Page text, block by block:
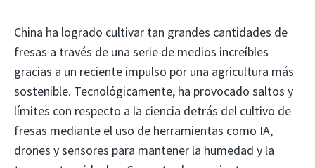
China ha logrado cultivar tan grandes cantidades de
fresas a través de una serie de medios increíbles
gracias a un reciente impulso por una agricultura más
sostenible. Tecnológicamente, ha provocado saltos y
límites con respecto a la ciencia detrás del cultivo de
fresas mediante el uso de herramientas como IA,
drones y sensores para mantener la humedad y la